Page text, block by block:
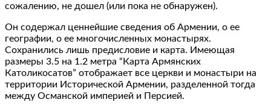
сожалению, не дошел (или пока не обнаружен).
Он содержал ценнейшие сведения об Армении, о ее
географии, о ее многочисленных монастырях.
Сохранились лишь предисловие и карта. Имеющая
размеры 3.5 на 1.2 метра “Карта Армянских
Католикосатов” отображает все церкви и монастыри на
территории Исторической Армении, разделенной тогда
между Османской империей и Персией.